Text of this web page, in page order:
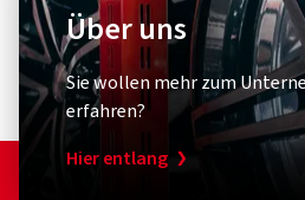
Über uns
Sie wollen mehr zum
erfahren?
Hier entlang